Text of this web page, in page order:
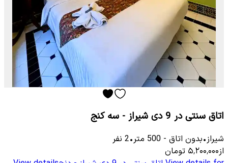
اتاق سنتی در 9 دی شیراز - سه کنج
شیراز•بدون اتاق -
500 متر•
2 نفر
از۵٬۲۰۰٬۰۰۰ تومان